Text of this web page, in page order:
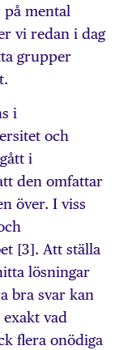
mental
vi redan i dag
grupper
i
och
i
den omfattar
över. I viss
[3]. Att ställa
lösningar
bra svar kan
vad
flera onödiga